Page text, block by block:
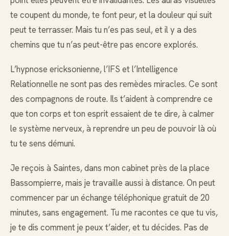
te coupent du monde, te font peur, et la douleur qui suit
peut te terrasser. Mais tu n’es pas seul, et il y a des
chemins que tu n’as peut-être pas encore explorés.
L’hypnose ericksonienne, l’IFS et l’Intelligence
Relationnelle ne sont pas des remèdes miracles. Ce sont
des compagnons de route. Ils t’aident à comprendre ce
que ton corps et ton esprit essaient de te dire, à calmer
le système nerveux, à reprendre un peu de pouvoir là où
tu te sens démuni.
Je reçois à Saintes, dans mon cabinet près de la place
Bassompierre, mais je travaille aussi à distance. On peut
commencer par un échange téléphonique gratuit de 20
minutes, sans engagement. Tu me racontes ce que tu vis,
je te dis comment je peux t’aider, et tu décides. Pas de